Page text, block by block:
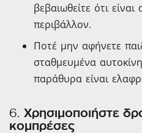
βεβαιωθείτε ότι
περιβάλλον.
Ποτέ μην αφήνετε
σταθμευμένα
παράθυρα είναι
6. Χρησιμοποιήστε
κομπρέσες